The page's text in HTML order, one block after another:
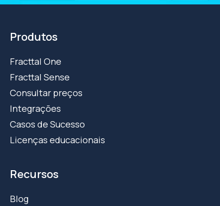
Produtos
Fracttal One
Fracttal Sense
Consultar preços
Integrações
Casos de Sucesso
Licenças educacionais
Recursos
Blog